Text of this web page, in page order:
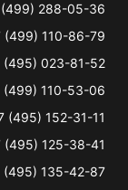
(499) 288-05-36
(499) 110-86-79
(495) 023-81-52
(499) 110-53-06
(495) 152-31-11
(495) 125-38-41
(495) 135-42-87